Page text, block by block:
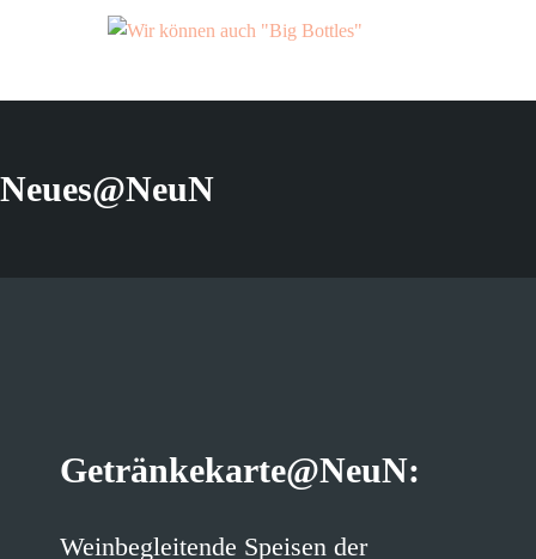
Neues@NeuN
Getränkekarte@NeuN:
Weinbegleitende Speisen der